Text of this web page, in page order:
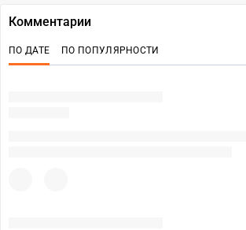
Комментарии
ПО ДАТЕ ПО ПОПУЛЯРНОСТИ